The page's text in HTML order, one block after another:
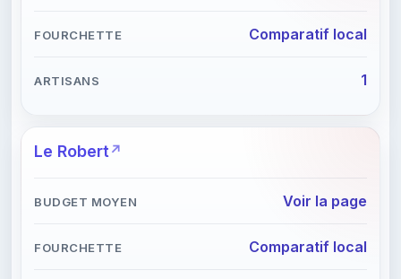
Comparatif local
1
Le Robert
Voir la page
Comparatif local